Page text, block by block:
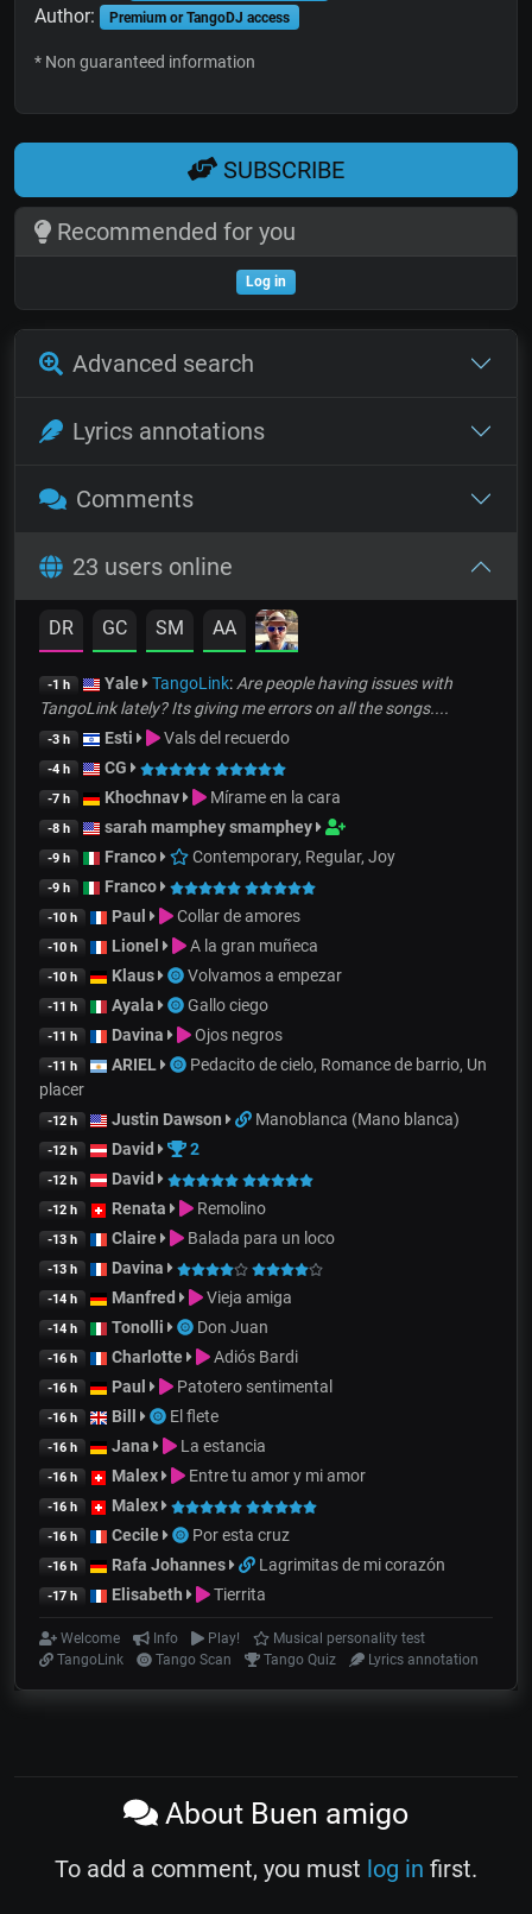
Author: Premium or TangoDJ access
* Non guaranteed information
SUBSCRIBE
Recommended for you
Log in
Advanced search
Lyrics annotations
Comments
23 users online
DR GC SM AA
-1 h Yale TangoLink:Are people having issues with
TangoLink lately? Its giving me errors on all the songs....
-3 h Esti Vals del recuerdo
-4 h CG
-7 h Khochnav Mírame en la cara
-8 h sarah mamphey smamphey
-9 h Franco Contemporary, Regular, Joy
-9 h Franco
-10 h Paul Collar de amores
-10 h Lionel A la gran muñeca
-10 h Klaus Volvamos a empezar
-11 h Ayala Gallo ciego
-11 h Davina Ojos negros
-11 h ARIEL
Pedacito de cielo, Romance de barrio, Un
placer
-12 h Justin Dawson Manoblanca (Mano blanca)
-12 h David 2
-12 h David
-12 h Renata Remolino
-13 h Claire Balada para un loco
-13 h Davina
-14 h Manfred Vieja amiga
-14 h Tonolli Don Juan
-16 h Charlotte Adiós Bardi
-16 h Paul Patotero sentimental
-16 h Bill El flete
-16 h Jana La estancia
-16 h Malex Entre tu amor y mi amor
-16 h Malex
-16 h Cecile Por esta cruz
-16 h Rafa Johannes Lagrimitas de mi corazón
-17 h Elisabeth Tierrita
Welcome Info Play!
Musical personality test
TangoLink
Tango Scan Tango Quiz Lyrics annotation
About Buen amigo
To add a comment, you must log in first.